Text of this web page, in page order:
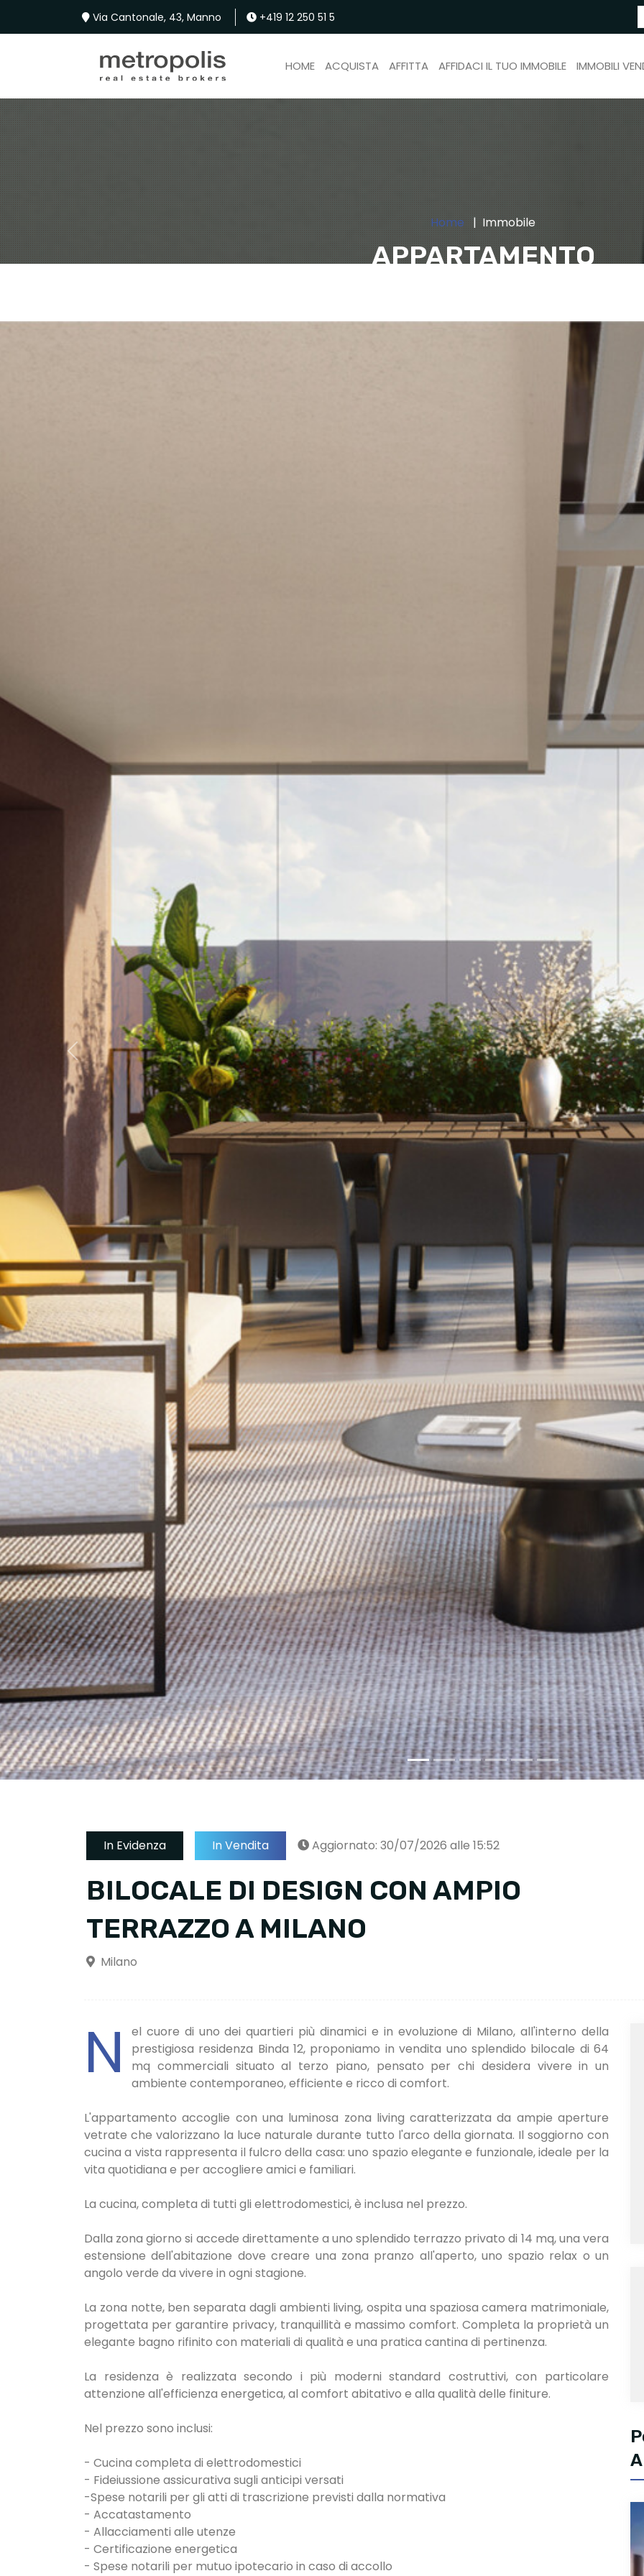
Via Cantonale, 43, Manno +419 12 250 51 5
HOME ACQUISTA AFFITTA AFFIDACI IL TUO IMMOBILE IMMOBILI
APPARTAMENTO
Home Immobile
Previous
In Evidenza In Vendita Aggiornato: 30/07/2026 alle 15:52
BILOCALE DI DESIGN CON AMPIO
TERRAZZO A MILANO
Milano
N
el cuore di uno dei quartieri più dinamici e in evoluzione di Milano, all'interno della
prestigiosa residenza Binda 12, proponiamo in vendita uno splendido bilocale di 64
mq commerciali situato al terzo piano, pensato per chi desidera vivere in un
ambiente contemporaneo, efficiente e ricco di comfort.
L'appartamento accoglie con una luminosa zona living caratterizzata da ampie aperture
vetrate che valorizzano la luce naturale durante tutto l'arco della giornata. Il soggiorno con
cucina a vista rappresenta il fulcro della casa: uno spazio elegante e funzionale, ideale per la
vita quotidiana e per accogliere amici e familiari.
La cucina, completa di tutti gli elettrodomestici, è inclusa nel prezzo.
Dalla zona giorno si accede direttamente a uno splendido terrazzo privato di 14 mq, una vera
estensione dell'abitazione dove creare una zona pranzo all'aperto, uno spazio relax o un
angolo verde da vivere in ogni stagione.
La zona notte, ben separata dagli ambienti living, ospita una spaziosa camera matrimoniale,
progettata per garantire privacy, tranquillità e massimo comfort. Completa la proprietà un
elegante bagno rifinito con materiali di qualità e una pratica cantina di pertinenza.
La residenza è realizzata secondo i più moderni standard costruttivi, con particolare
attenzione all'efficienza energetica, al comfort abitativo e alla qualità delle finiture.
Nel prezzo sono inclusi:
- Cucina completa di elettrodomestici
- Fideiussione assicurativa sugli anticipi versati
-Spese notarili per gli atti di trascrizione previsti dalla normativa
- Accatastamento
- Allacciamenti alle utenze
- Certificazione energetica
- Spese notarili per mutuo ipotecario in caso di accollo